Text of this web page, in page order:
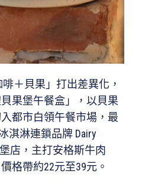
＋貝果」打出差異化，
果堡午餐盒」，以貝果
都市白領午餐市場，最
淇淋連鎖品牌 Dairy
店，主打安格斯牛肉
格帶約22元至39元。